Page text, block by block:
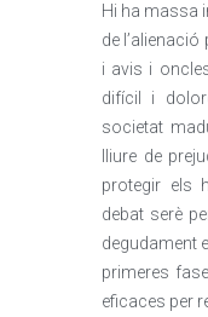
Hi ha massa
de
i avis i
difícil i
societat
lliure de
protegir els
debat serè
degudament
primeres
eficaces per